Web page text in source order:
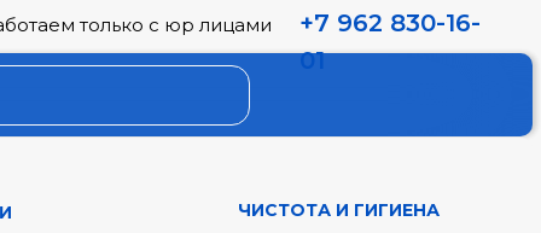
только с юр лицами
+7 962 830-16-
01
ЧИСТОТА И ГИГИЕНА